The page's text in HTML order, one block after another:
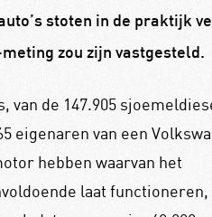
stoten in de praktijk
zou zijn vastgesteld.
van de 147.905
eigenaren van een
hebben waarvan het
laat functioneren,